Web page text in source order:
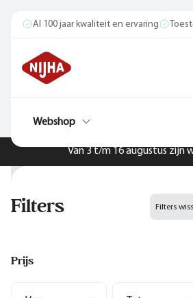
Van 3 t/m 16 augustus zijn
Al 100 jaar kwaliteit en ervaring
Webshop
Filters Filters
Prijs